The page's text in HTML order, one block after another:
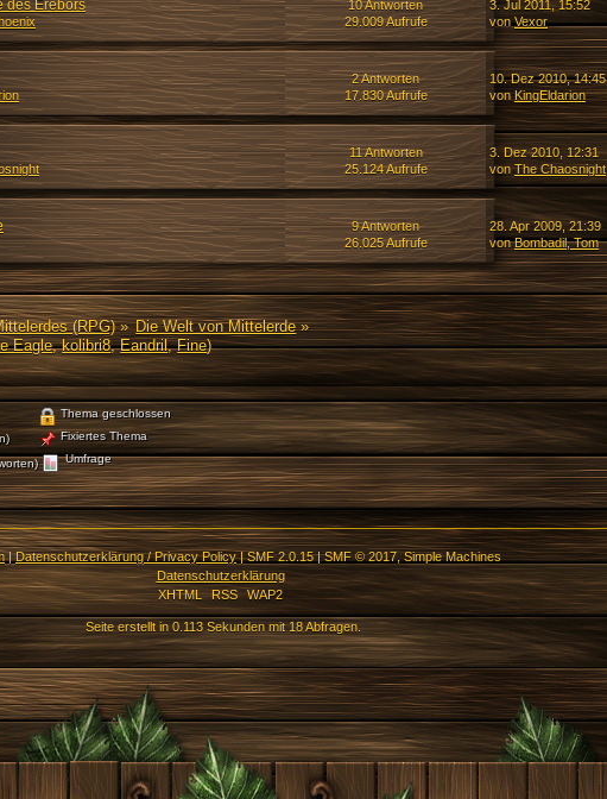
des Erebors
10 Antworten
29.009 Aufrufe
3. Jul 2011, 15:52
vonVexor
2 Antworten
17.830 Aufrufe
10. Dez 2010, 14:45
vonKingEldarion
11 Antworten
25.124 Aufrufe
3. Dez 2010, 12:31
vonThe Chaosnight
9 Antworten
26.025 Aufrufe
28. Apr 2009, 21:39
vonBombadil, Tom
(RPG)» Die Welt von Mittelerde»
Eagle,kolibri8,Eandril,Fine)
Thema geschlossen
Fixiertes Thema
Umfrage
|Datenschutzerklärung / Privacy Policy|SMF 2.0.15|SMF © 2017 ,Simple Machines
Datenschutzerklärung
XHTML
RSS WAP2
Seite erstellt in 0.113 Sekunden mit 18 Abfragen.